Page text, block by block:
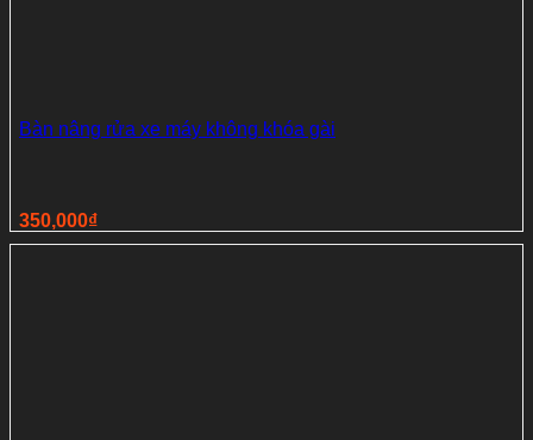
Bàn nâng rửa xe máy không khóa gài
350,000₫